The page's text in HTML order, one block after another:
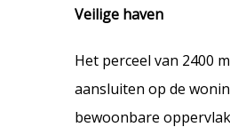
Veilige haven
Het perceel van 2400
aansluiten op de
bewoonbare